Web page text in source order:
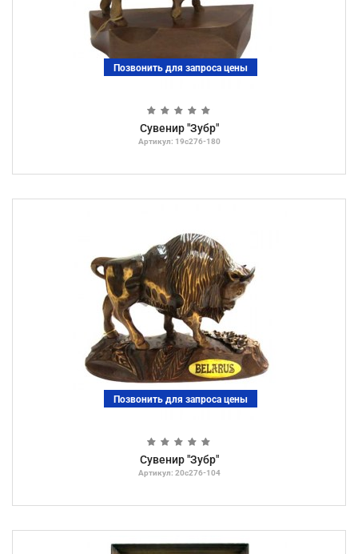
Сувенир "Зубр"
Артикул: 19с276-180
Позвонить для запроса цены
Сувенир "Зубр"
Артикул: 20с276-104
Позвонить для запроса цены